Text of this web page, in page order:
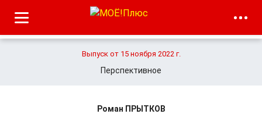
Выпуск от 15 ноября 2022 г.
Перспективное
Роман ПРЫТКОВ